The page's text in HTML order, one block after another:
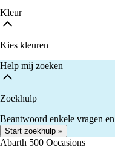
Kleur
Kies kleuren
Help mij zoeken
Zoekhulp
Beantwoord enkele vragen
Start zoekhulp »
Abarth 500 Occasions